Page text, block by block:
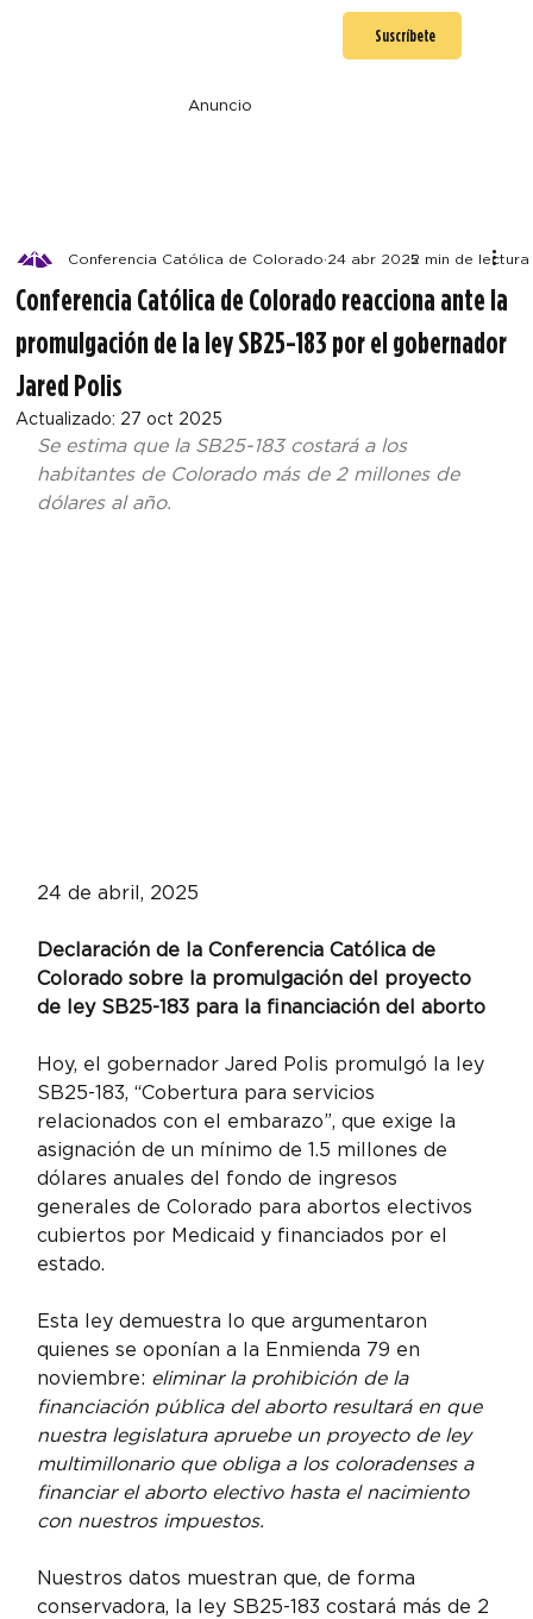
Suscríbete
Anuncio
Conferencia Católica de Colorado reacciona ante la
promulgación de la ley SB25-183 por el gobernador
Jared Polis
Conferencia Católica de Colorado 24 abr 20252 min de lectura
Actualizado: 27 oct 2025
Se estima que la SB25-183 costará a los
habitantes de Colorado más de 2 millones de
dólares al año.
24 de abril, 2025
Declaración de la Conferencia Católica de
Colorado sobre la promulgación del proyecto
de ley SB25-183 para la financiación del aborto
Hoy, el gobernador Jared Polis promulgó la ley
SB25-183, “Cobertura para servicios
relacionados con el embarazo”, que exige la
asignación de un mínimo de 1.5 millones de
dólares anuales del fondo de ingresos
generales de Colorado para abortos electivos
cubiertos por Medicaid y financiados por el
estado.
Esta ley demuestra lo que argumentaron
quienes se oponían a la Enmienda 79 en
noviembre: eliminar la prohibición de la
financiación pública del aborto resultará en que
nuestra legislatura apruebe un proyecto de ley
multimillonario que obliga a los coloradenses a
financiar el aborto electivo hasta el nacimiento
con nuestros impuestos.
Nuestros datos muestran que, de forma
conservadora, la ley SB25-183 costará más de 2